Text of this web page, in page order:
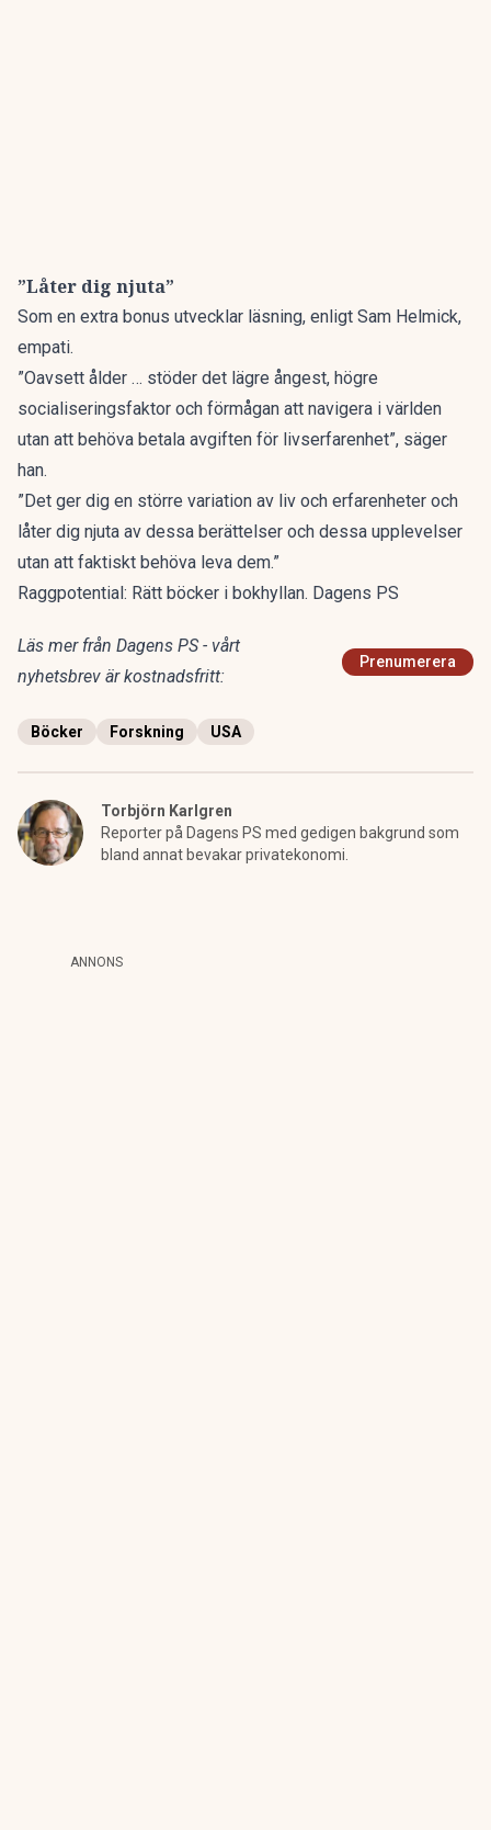
”Låter dig njuta”
Som en extra bonus utvecklar läsning, enligt Sam Helmick,
empati.
”Oavsett ålder … stöder det lägre ångest, högre
socialiseringsfaktor och förmågan att navigera i världen
utan att behöva betala avgiften för livserfarenhet”, säger
han.
”Det ger dig en större variation av liv och erfarenheter och
låter dig njuta av dessa berättelser och dessa upplevelser
utan att faktiskt behöva leva dem.”
Raggpotential: Rätt böcker i bokhyllan. Dagens PS
Läs mer från Dagens PS - vårt
nyhetsbrev är kostnadsfritt:
Prenumerera
Böcker Forskning USA
Torbjörn Karlgren
Reporter på Dagens PS med gedigen bakgrund som
bland annat bevakar privatekonomi.
ANNONS